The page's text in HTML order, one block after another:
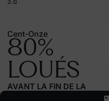
3.0
MU
75%
LOUÉS
DANS LES 12 MOIS.